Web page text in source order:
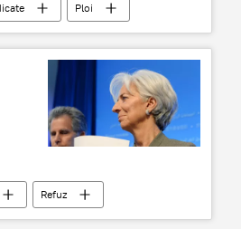
Ploi
Refuz
Moldova